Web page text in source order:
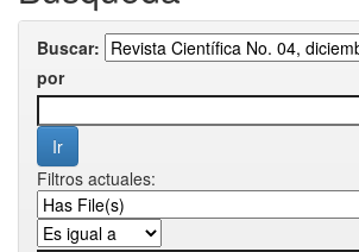
Buscar:
por
Filtros actuales: